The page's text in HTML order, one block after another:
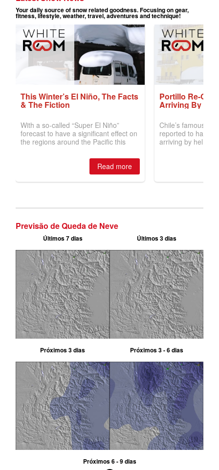
Previsão de Queda de Neve
Últimos 7 dias Últimos 3 dias
Próximos 3 dias Próximos 3 - 6 dias
Próximos 6 - 9 dias